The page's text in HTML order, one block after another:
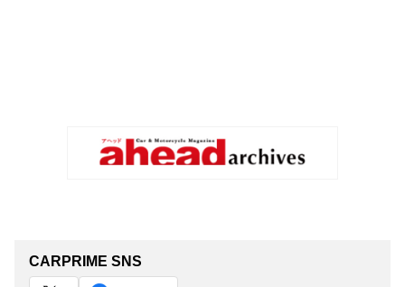
CARPRIME SNS